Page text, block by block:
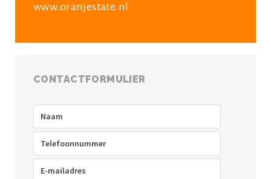
www.oranjestate.nl
CONTACTFORMULIER
Telefoon